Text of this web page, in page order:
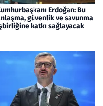
Erdoğan: Bu
güvenlik ve savunma
katkı sağlayacak